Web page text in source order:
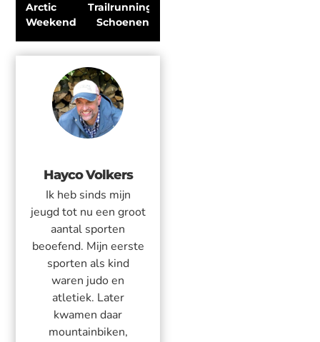
Arctic
Weekend
Trailrunning
Schoenen
Hayco Volkers
Ik heb sinds mijn
jeugd tot nu een groot
aantal sporten
beoefend. Mijn eerste
sporten als kind
waren judo en
atletiek. Later
kwamen daar
mountainbiken,